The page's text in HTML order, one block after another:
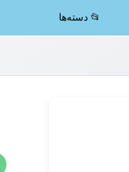
📂 دسته‌ها